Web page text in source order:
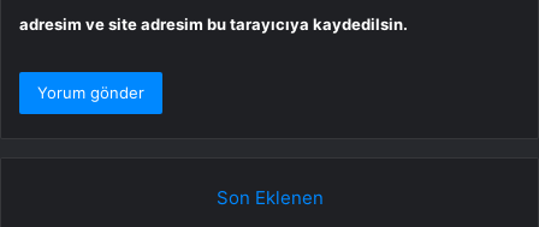
adresim ve site adresim bu tarayıcıya kaydedilsin.
Son Eklenen